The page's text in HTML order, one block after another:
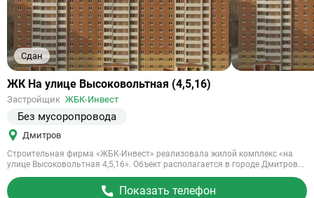
Сдан
Ссылка
объект
ЖК На улице Высоковольтная (4,5,16)
Застройщик ЖБК-Инвест
Без мусоропровода
Дмитров
Строительная фирма «ЖБК-Инвест» реализовала жилой комплекс «на
улице Высоковольтная 4,5,16». Объект располагается в городе Дмитров...
Показать телефон